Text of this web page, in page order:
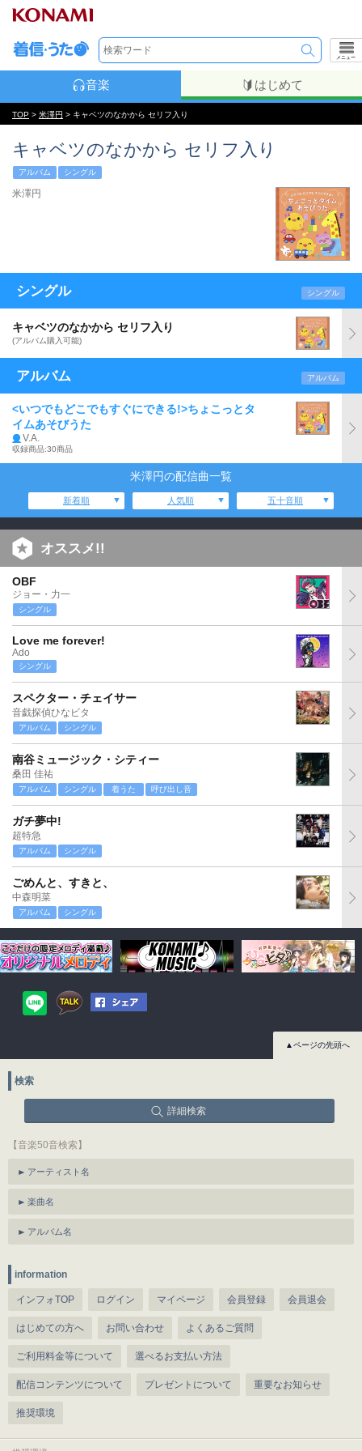
メニュー
音楽 はじめて
TOP > 米澤円 > キャベツのなかから セリフ入り
キャベツのなかから セリフ入り
アルバム シングル
米澤円
シングル シングル
キャベツのなかから セリフ入り
(アルバム購入可能)
アルバム アルバム
<いつでもどこでもすぐにできる!>ちょこっとタ
イムあそびうた
V.A.
収録商品:30商品
米澤円の配信曲一覧
新着順 人気順 五十音順
オススメ!!
OBF
ジョー・力一
シングル
Love me forever!
Ado
シングル
スペクター・チェイサー
音戯探偵ひなビタ
アルバム シングル
南谷ミュージック・シティー
桑田 佳祐
アルバム シングル 着うた 呼び出し音
ガチ夢中!
超特急
アルバム シングル
ごめんと、すきと、
中森明菜
アルバム シングル
▲ページの先頭へ
検索
詳細検索
【音楽50音検索】
アーティスト名
楽曲名
アルバム名
information
インフォTOP ログイン マイページ 会員登録 会員退会
はじめての方へ お問い合わせ よくあるご質問
ご利用料金等について 選べるお支払い方法
配信コンテンツについて プレゼントについて 重要なお知らせ
推奨環境